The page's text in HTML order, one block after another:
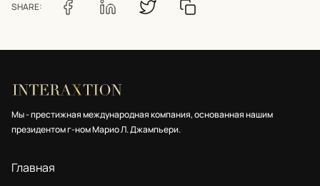
SHARE:
Мы - престижная международная компания, основанная нашим
президентом г-ном Марио Л. Джампьери.
Главная